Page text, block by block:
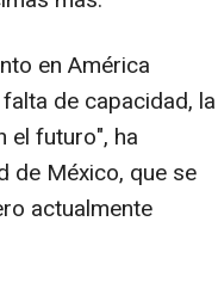
en América
de capacidad, la
el futuro", ha
de México, que se
actualmente